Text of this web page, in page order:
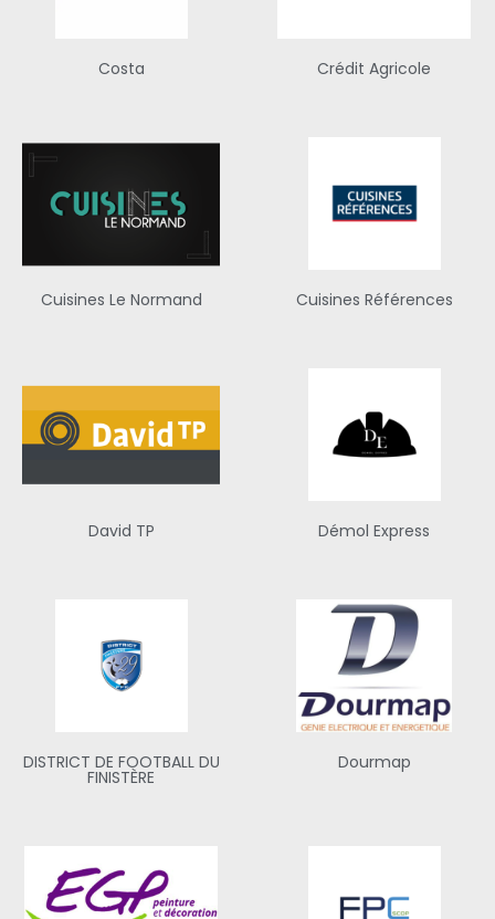
Costa Crédit Agricole
Cuisines Le Normand Cuisines Références
David TP Démol Express
DISTRICT DE FOOTBALL DU
FINISTÈRE
Dourmap